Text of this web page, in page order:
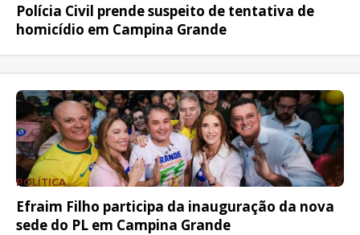
Polícia Civil prende suspeito de tentativa de
homicídio em Campina Grande
POLÍTICA
Efraim Filho participa da inauguração da nova
sede do PL em Campina Grande